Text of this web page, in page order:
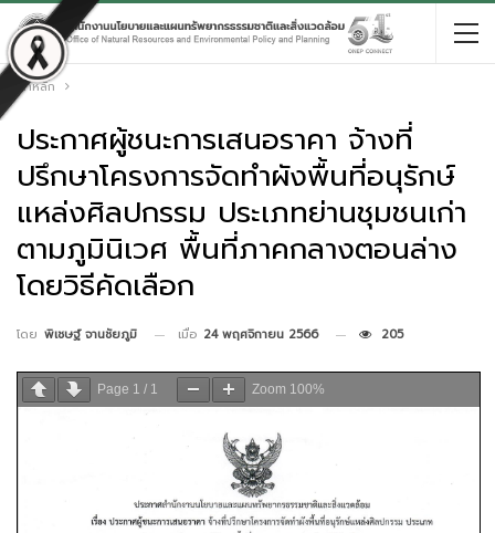
หน้าหลัก
ประกาศผู้ชนะการเสนอราคา จ้างที่
ปรึกษาโครงการจัดทำผังพื้นที่อนุรักษ์
แหล่งศิลปกรรม ประเภทย่านชุมชนเก่า
ตามภูมินิเวศ พื้นที่ภาคกลางตอนล่าง
โดยวิธีคัดเลือก
โดย พิเชษฐ์ จานชัยภูมิ เมื่อ 24 พฤศจิกายน 2566 205
Page 1 / 1 Zoom 100%